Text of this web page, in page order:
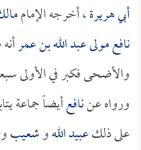
أبي هريرة، أخرجه الإمام
نافع مولى عبد الله بن عمر
والأضحى فكبر في الأولى
ورواه عننافعأيضاً جماعة
على ذلكعبيد اللهوشعيب